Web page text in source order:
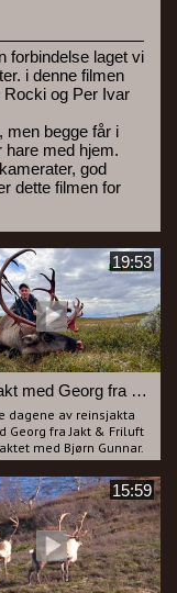
forbindelse laget vi
i denne filmen
og Per Ivar
men begge får i
hare med hjem.
god
dette filmen for
19:53
Reinsjakt med Georg fra Jakt & Friluft
dagene av reinsjakta
Georg fra Jakt & Friluft
med Bjørn Gunnar.
spøkefull og god tone
og vi kommer på
av flere dyr, men
rette...?
for anledningen med
lett våpen som
vurdere på
da hvert gram teller.
15:59